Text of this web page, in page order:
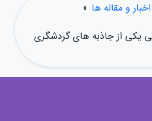
و مقاله ها »
یکی از جاذبه های گردشگری